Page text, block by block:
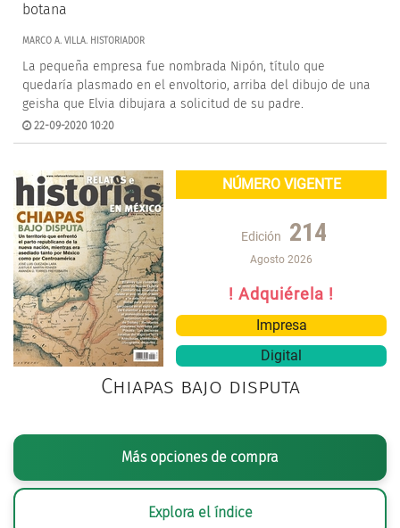
botana
MARCO A. VILLA. HISTORIADOR
La pequeña empresa fue nombrada Nipón, título que
quedaría plasmado en el envoltorio, arriba del dibujo de una
geisha que Elvia dibujara a solicitud de su padre.
22-09-2020 10:20
NÚMERO VIGENTE
Edición 214
Agosto 2026
! Adquiérela !
Impresa
Digital
Chiapas bajo disputa
Más opciones de compra
Explora el índice